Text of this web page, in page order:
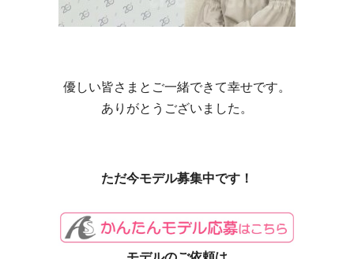
優しい皆さまとご一緒できて幸せです。
ありがとうございました。
ただ今モデル募集中です！